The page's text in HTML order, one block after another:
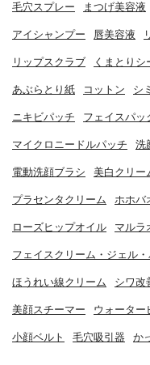
毛穴スプレー まつげ美容液
アイシャンプー 唇美容液
リップスクラブ くまとり
あぶらとり紙 コットン シ
ニキビパッチ フェイスパッ
マイクロニードルパッチ 洗
電動洗顔ブラシ 美白クリー
プラセンタクリーム ホホバ
ローズヒップオイル マルラ
フェイスクリーム・ジェル
ほうれい線クリーム シワ改
美顔スチーマー ウォーター
小顔ベルト 毛穴吸引器 か